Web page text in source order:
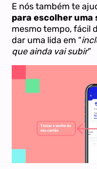
E nós também te
para escolher uma
mesmo tempo, fácil
dar uma lida em “
que ainda vai subir”